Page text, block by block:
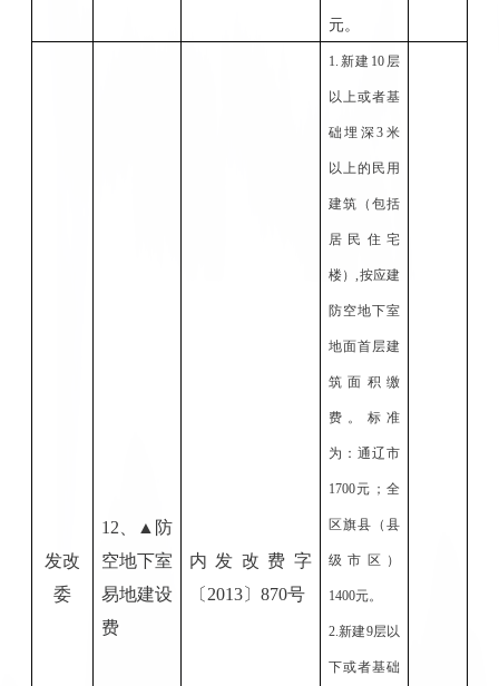
元。
发改
委
1 2
▲防
空地下室
易地建设
费
内发改费字
〔 2013〕 870号
1.新建10层
以上或者基
础埋深3米
以上的民用
建筑（包括
居民住宅
楼）,按应建
防空地下室
地面首层建
筑面积缴
费。标准
为：通辽市
1700元；全
区旗县（县
级市区）
1400元。
2.新建9层以
下或者基础